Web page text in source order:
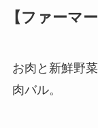
【ファーマ
お肉と新鮮野
肉バル。